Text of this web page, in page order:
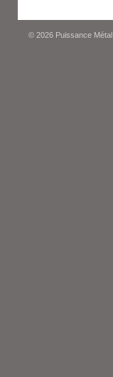
© 2026 Puissance Métal